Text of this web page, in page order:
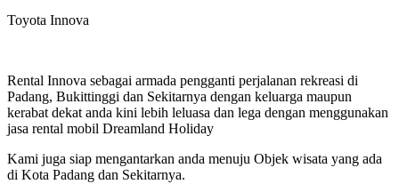
Toyota Innova
Rental Innova sebagai armada pengganti perjalanan rekreasi di
Padang, Bukittinggi dan Sekitarnya dengan keluarga maupun
kerabat dekat anda kini lebih leluasa dan lega dengan menggunakan
jasa rental mobil Dreamland Holiday
Kami juga siap mengantarkan anda menuju Objek wisata yang ada
di Kota Padang dan Sekitarnya.